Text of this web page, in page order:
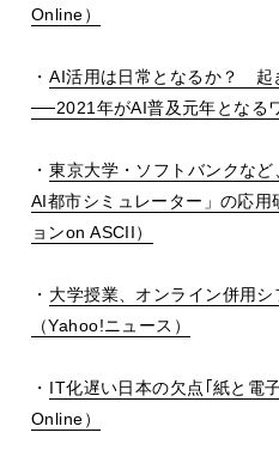
Online）
・AI活用は日常となるか？ 起
──2021 年がAI普及元年となる
・東京大学・ソフトバンクな
AI都市シミュレーター」の応
ョンon ASCII）
・ 大学授業、オンライン併用
（Yahoo!ニュース）
・ IT化遅い日本の欠点｢紙と電
Online）